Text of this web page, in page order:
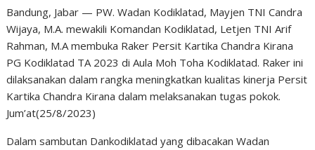
Bandung, Jabar — PW. Wadan Kodiklatad, Mayjen TNI Candra
Wijaya, M.A. mewakili Komandan Kodiklatad, Letjen TNI Arif
Rahman, M.A membuka Raker Persit Kartika Chandra Kirana
PG Kodiklatad TA 2023 di Aula Moh Toha Kodiklatad. Raker ini
dilaksanakan dalam rangka meningkatkan kualitas kinerja Persit
Kartika Chandra Kirana dalam melaksanakan tugas pokok.
Jum’at(25/8/2023)
Dalam sambutan Dankodiklatad yang dibacakan Wadan